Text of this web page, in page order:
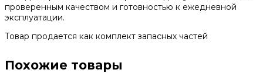
проверенным качеством и готовностью к ежедневной
эксплуатации.
Товар продается как комплект запасных частей
Похожие товары